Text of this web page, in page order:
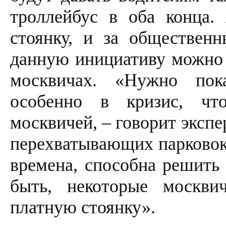
троллейбус в оба
стоянку, и за
данную инициативу можно
москвичах. «Нужно
особенно в кризис,
москвичей, – говорит
перехватывающих
времена, способна
быть, некоторые
платную стоянку».